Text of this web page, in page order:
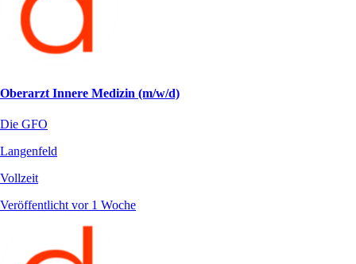
Oberarzt Innere Medizin (m/w/d)
Die GFO
Langenfeld
Vollzeit
Veröffentlicht vor 1 Woche